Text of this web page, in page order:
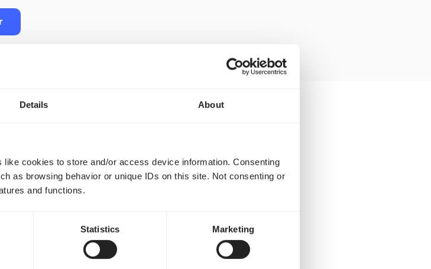
Details About
cookies to store and/or access device information. Consenting
as browsing behavior or unique IDs on this site. Not consenting or
and functions.
Statistics Marketing
portaal kan je direct transport in boeken voor de volgende
Transport van Denemarken naar Nederland
tarieven zijn incl. dieseltoeslagen, excl. BTW.